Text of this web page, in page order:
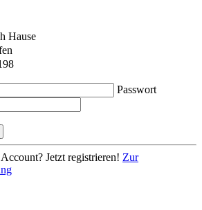
Hause
Passwort
Jetzt registrieren! Zur